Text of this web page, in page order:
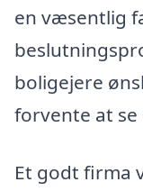
en væsentlig
boligejere
forvente at
Et godt firma